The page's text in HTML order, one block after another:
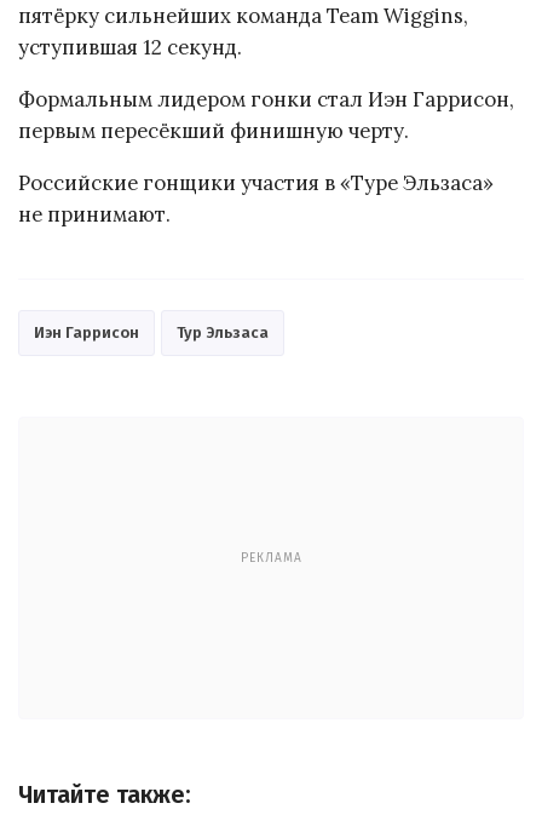
пятёрку сильнейших команда Team Wiggins,
уступившая 12 секунд.
Формальным лидером гонки стал Иэн Гаррисон,
первым пересёкший финишную черту.
Российские гонщики участия в «Туре Эльзаса»
не принимают.
Иэн Гаррисон Тур Эльзаса
РЕКЛАМА
Читайте также: